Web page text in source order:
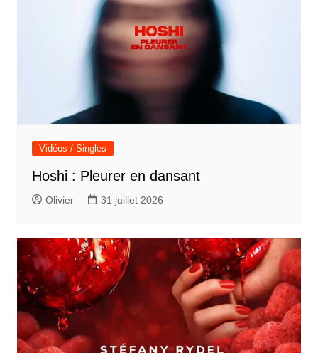
Vidéos / Singles
Hoshi : Pleurer en dansant
Olivier 31 juillet 2026